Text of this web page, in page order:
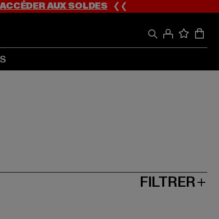
ACCÉDER AUX SOLDES❮❮
FILTRER